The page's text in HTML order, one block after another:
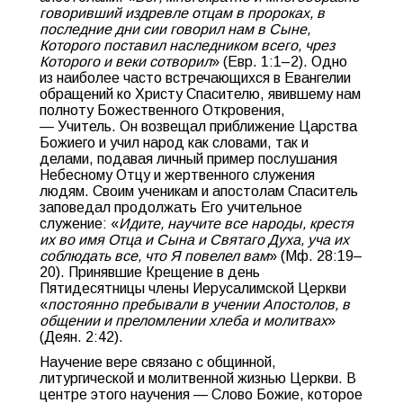
говоривший издревле отцам в пророках, в
последние дни сии говорил нам в Сыне,
Которого поставил наследником всего, чрез
Которого и веки сотворил» (Евр. 1:1–2). Одно
из наиболее часто встречающихся в Евангелии
обращений ко Христу Спасителю, явившему нам
полноту Божественного Откровения,
— Учитель. Он возвещал приближение Царства
Божиего и учил народ как словами, так и
делами, подавая личный пример послушания
Небесному Отцу и жертвенного служения
людям. Своим ученикам и апостолам Спаситель
заповедал продолжать Его учительное
служение: «Идите, научите все народы, крестя
их во имя Отца и Сына и Святаго Духа, уча их
соблюдать все, что Я повелел вам» (Мф. 28:19–
20). Принявшие Крещение в день
Пятидесятницы члены Иерусалимской Церкви
«постоянно пребывали в учении Апостолов, в
общении и преломлении хлеба и молитвах»
(Деян. 2:42).
Научение вере связано с общинной,
литургической и молитвенной жизнью Церкви. В
центре этого научения — Слово Божие, которое